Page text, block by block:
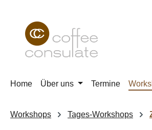
Home Über uns Termine
Workshops Tages-Workshops